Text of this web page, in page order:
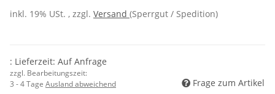
inkl. 19% USt. , zzgl. Versand (Sperrgut / Spedition)
: Lieferzeit: Auf Anfrage
zzgl. Bearbeitungszeit:
3 - 4 Tage Ausland abweichend Frage zum Artikel